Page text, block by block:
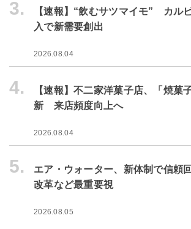
3.
【速報】“飲むサツマイモ” カル
入で新需要創出
2026.08.04
4.
【速報】不二家洋菓子店、「焼菓
新 来店頻度向上へ
2026.08.04
5.
エア・ウォーター、新体制で信頼
改革など最重要視
2026.08.05